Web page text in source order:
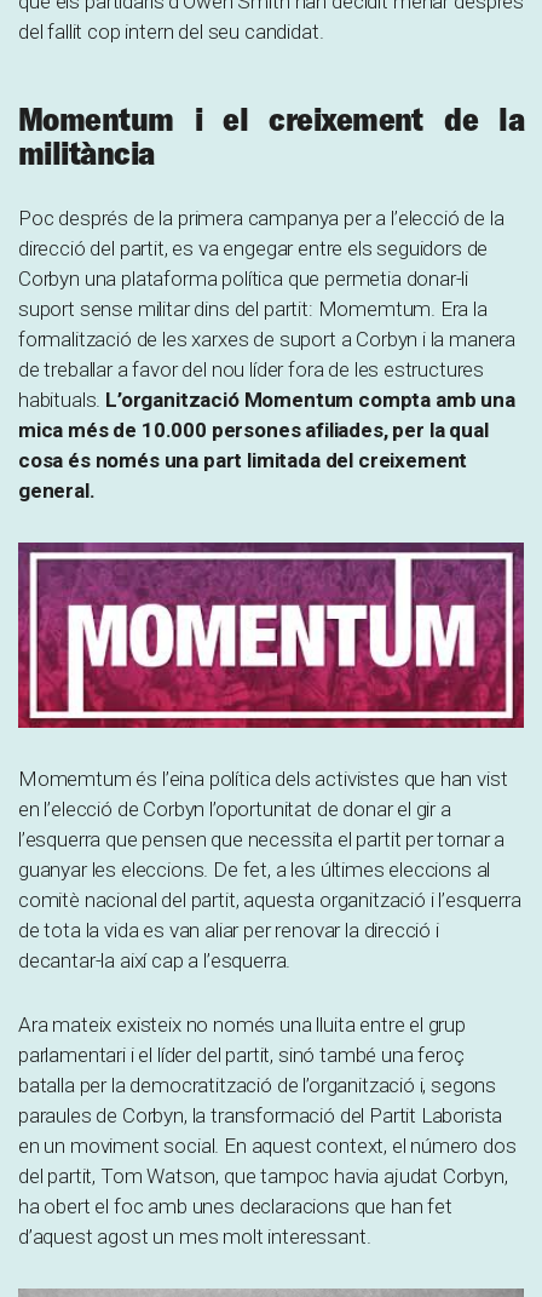
del fallit cop intern del seu candidat.
Momentum i el creixement de la
militància
Poc després de la primera campanya per a l’elecció de la
direcció del partit, es va engegar entre els seguidors de
Corbyn una plataforma política que permetia donar-li
suport sense militar dins del partit: Momemtum. Era la
formalització de les xarxes de suport a Corbyn i la manera
de treballar a favor del nou líder fora de les estructures
habituals. L’organització Momentum compta amb una
mica més de 10.000 persones afiliades, per la qual
cosa és només una part limitada del creixement
general.
Momemtum és l’eina política dels activistes que han vist
en l’elecció de Corbyn l’oportunitat de donar el gir a
l’esquerra que pensen que necessita el partit per tornar a
guanyar les eleccions. De fet, a les últimes eleccions al
comitè nacional del partit, aquesta organització i l’esquerra
de tota la vida es van aliar per renovar la direcció i
decantar-la així cap a l’esquerra.
Ara mateix existeix no només una lluita entre el grup
parlamentari i el líder del partit, sinó també una feroç
batalla per la democratització de l’organització i, segons
paraules de Corbyn, la transformació del Partit Laborista
en un moviment social. En aquest context, el número dos
del partit, Tom Watson, que tampoc havia ajudat Corbyn,
ha obert el foc amb unes declaracions que han fet
d’aquest agost un mes molt interessant.